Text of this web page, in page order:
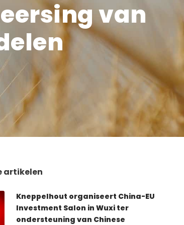
van
artikelen
Kneppelhout organiseert China-EU
Investment Salon in Wuxi ter
ondersteuning van Chinese